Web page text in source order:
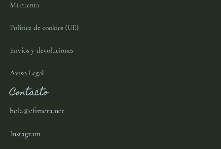
Mi cuenta
Política de cookies (UE)
Envíos y devoluciones
Aviso Legal
Contacto
hola@efimera.net
Instagram